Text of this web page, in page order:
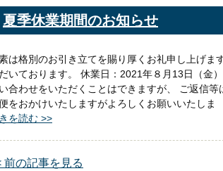
夏季休業期間のお知らせ
は格別のお引き立てを賜り厚くお礼申し上げ
いております。 休業日：2021年８月13日（金
合わせをいただくことはできますが、 ご返信
をおかけいたしますがよろしくお願いいたしま
を読む >>
前の記事を見る